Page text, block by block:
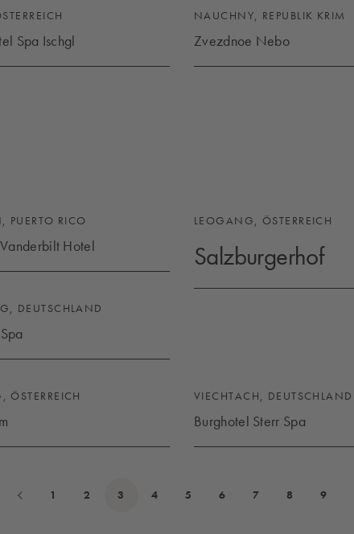
Spa Ischgl
NAUCHNY, REPUBLIK KRIM
Zvezdnoe Nebo
PUERTO RICO
Hotel
LEOGANG, ÖSTERREICH
Salzburgerhof
DEUTSCHLAND
ÖSTERREICH VIECHTACH, DEUTSCHLAND
Burghotel Sterr Spa
1 2 3 4 5 6 7 8 9